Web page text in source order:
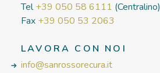
Tel+39 050 58 6111 (Centralino)
Fax +39 050 53 2063
LAVORA CON NOI
info@sanrossorecura.it